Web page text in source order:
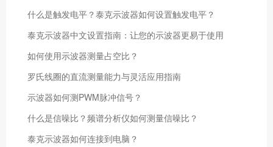
什么是触发电平？泰克示波器如何设置触发电平？
泰克示波器中文设置指南：让您的示波器更易于使用
如何使用示波器测量占空比？
罗氏线圈的直流测量能力与灵活应用指南
示波器如何测PWM脉冲信号？
什么是信噪比？频谱分析仪如何测量信噪比？
泰克示波器如何连接到电脑？